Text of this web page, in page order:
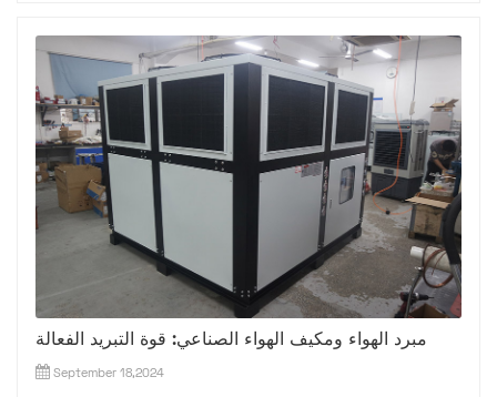
مبرد الهواء ومكيف الهواء الصناعي: قوة التبريد الفعالة
September 18,2024